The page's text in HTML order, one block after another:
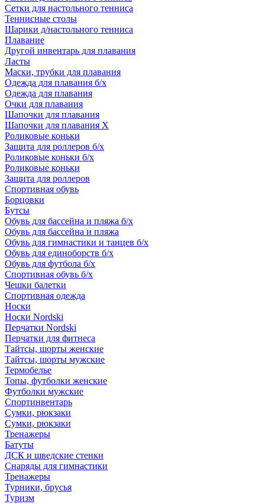
Сетки для настольного тенниса
Теннисные столы
Шарики д/настольного тенниса
Плавание
Другой инвентарь для плавания
Ласты
Маски, трубки для плавания
Одежда для плавания б/х
Одежда для плавания
Очки для плавания
Шапочки для плавания
Шапочки для плавания Х
Роликовые коньки
Защита для роллеров б/х
Роликовые коньки б/х
Роликовые коньки
Защита для роллеров
Спортивная обувь
Борцовки
Бутсы
Обувь для бассейна и пляжа б/х
Обувь для бассейна и пляжа
Обувь для гимнастики и танцев б/х
Обувь для единоборств б/х
Обувь для футбола б/х
Спортивная обувь б/х
Чешки балетки
Спортивная одежда
Носки
Носки Nordski
Перчатки Nordski
Перчатки для фитнеса
Тайтсы, шорты женские
Тайтсы, шорты мужские
Термобелье
Топы, футболки женские
Футболки мужские
Спортинвентарь
Сумки, рюкзаки
Сумки, рюкзаки
Тренажеры
Батуты
ДСК и шведские стенки
Снаряды для гимнастики
Тренажеры
Турники, брусья
Туризм